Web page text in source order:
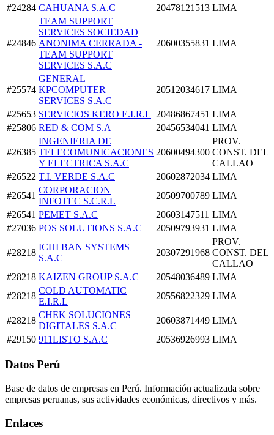
#24284 CAHUANA S.A.C 20478121513 LIMA
#24846
TEAM SUPPORT
SERVICES SOCIEDAD
ANONIMA CERRADA -
TEAM SUPPORT
SERVICES S.A.C
20600355831 LIMA
#25574
GENERAL
KPCOMPUTER
SERVICES S.A.C
20512034617 LIMA
#25653 SERVICIOS KERO E.I.R.L 20486867451 LIMA
#25806 RED & COM S.A 20456534041 LIMA
#26385
INGENIERIA DE
TELECOMUNICACIONES
Y ELECTRICA S.A.C
20600494300
PROV.
CONST. DEL
CALLAO
#26522 T.I. VERDE S.A.C 20602872034 LIMA
#26541
CORPORACION
INFOTEC S.C.R.L
20509700789 LIMA
#26541 PEMET S.A.C 20603147511 LIMA
#27036 POS SOLUTIONS S.A.C 20509793931 LIMA
#28218
ICHI BAN SYSTEMS
S.A.C
20307291968
PROV.
CONST. DEL
CALLAO
#28218 KAIZEN GROUP S.A.C 20548036489 LIMA
#28218
COLD AUTOMATIC
E.I.R.L
20556822329 LIMA
#28218
CHEK SOLUCIONES
DIGITALES S.A.C
20603871449 LIMA
#29150 911LISTO S.A.C 20536926993 LIMA
Datos Perú
Base de datos de empresas en Perú. Información actualizada sobre
empresas peruanas, sus actividades económicas, directivos y más.
Enlaces